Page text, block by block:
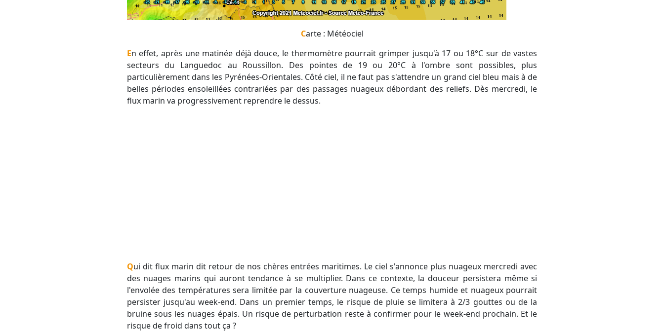
Carte : Météociel
En effet, après une matinée déjà douce, le thermomètre pourrait grimper jusqu'à 17 ou 18°C sur de vastes
secteurs du Languedoc au Roussillon. Des pointes de 19 ou 20°C à l'ombre sont possibles, plus
particulièrement dans les Pyrénées-Orientales. Côté ciel, il ne faut pas s'attendre un grand ciel bleu mais à de
belles périodes ensoleillées contrariées par des passages nuageux débordant des reliefs. Dès mercredi, le
flux marin va progressivement reprendre le dessus.
Qui dit flux marin dit retour de nos chères entrées maritimes. Le ciel s'annonce plus nuageux mercredi avec
des nuages marins qui auront tendance à se multiplier. Dans ce contexte, la douceur persistera même si
l'envolée des températures sera limitée par la couverture nuageuse. Ce temps humide et nuageux pourrait
persister jusqu'au week-end. Dans un premier temps, le risque de pluie se limitera à 2/3 gouttes ou de la
bruine sous les nuages épais. Un risque de perturbation reste à confirmer pour le week-end prochain. Et le
risque de froid dans tout ça ?